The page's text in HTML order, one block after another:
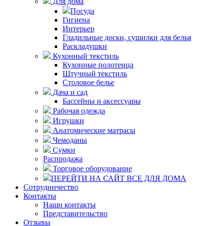
Посуда
Гигиена
Интерьер
Гладильные доски, сушилки для белья
Раскладушки
Кухонный текстиль
Кухонные полотенца
Штучный текстиль
Столовое белье
Дача и сад
Бассейны и аксессуары
Рабочая одежда
Игрушки
Анатомические матрасы
Чемоданы
Сумки
Распродажа
Торговое оборудование
ПЕРЕЙТИ НА САЙТ ВСЕ ДЛЯ ДОМА
Сотрудничество
Контакты
Наши контакты
Представительство
Отзывы